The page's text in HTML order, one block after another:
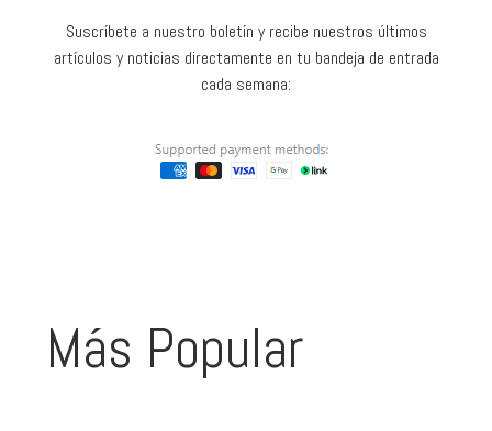
Suscríbete a nuestro boletín y recibe nuestros últimos
artículos y noticias directamente en tu bandeja de entrada
cada semana:
Más Popular